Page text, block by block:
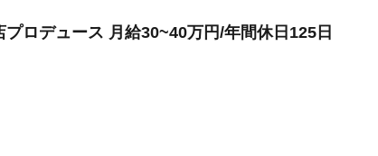
ロデュース 月給30~40万円/年間休日125日